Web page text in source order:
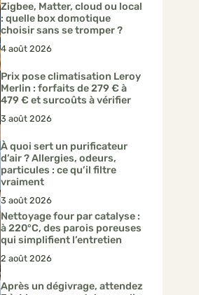
Zigbee, Matter, cloud ou local
: quelle box domotique
choisir sans se tromper ?
4 août 2026
Prix pose climatisation Leroy
Merlin : forfaits de 279 € à
479 € et surcoûts à vérifier
3 août 2026
À quoi sert un purificateur
d’air ? Allergies, odeurs,
particules : ce qu’il filtre
vraiment
3 août 2026
Nettoyage four par catalyse :
à 220°C, des parois poreuses
qui simplifient l’entretien
2 août 2026
Après un dégivrage, attendez